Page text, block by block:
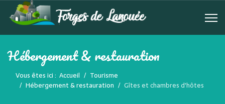
Hébergement & restauration
Vous êtes ici : Accueil
Tourisme
Hébergement & restauration
Gîtes et chambres d'hôtes